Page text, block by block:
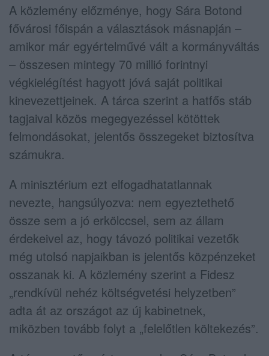
A közlemény előzménye, hogy Sára Botond
fővárosi főispán a választások másnapján –
amikor már egyértelművé vált a kormányváltás
– összesen mintegy 70 millió forintnyi
végkielégítést hagyott jóvá saját politikai
kinevezettjeinek. A tárca szerint a hatfős stáb
tagjaival közös megegyezéssel kötöttek
felmondásokat, jelentős összegeket biztosítva
számukra.
A minisztérium ezt elfogadhatatlannak
nevezte, hangsúlyozva: nem egyeztethető
össze sem a jó erkölccsel, sem az állam
érdekeivel az, hogy távozó politikai vezetők
még utolsó napjaikban is jelentős közpénzeket
osszanak ki. A közlemény szerint a Fidesz
„rendkívül nehéz költségvetési helyzetben”
adta át az országot az új kabinetnek,
miközben tovább folyt a „felelőtlen költekezés”.